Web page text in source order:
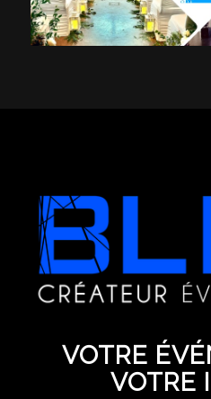
VOTRE
VOTRE